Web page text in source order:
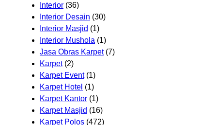
Interior (36)
Interior Desain (30)
Interior Masjid (1)
Interior Mushola (1)
Jasa Obras Karpet(7)
Karpet(2)
Karpet Event(1)
Karpet Hotel (1)
Karpet Kantor (1)
Karpet Masjid (16)
Karpet Polos (472)